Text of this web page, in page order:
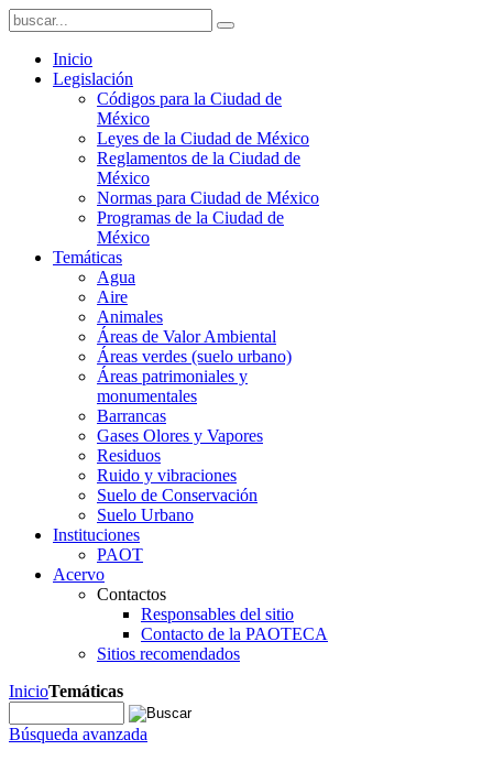
Inicio
Legislación
Códigos para la Ciudad de
México
Leyes de la Ciudad de México
Reglamentos de la Ciudad de
México
Normas para Ciudad de México
Programas de la Ciudad de
México
Temáticas
Agua
Aire
Animales
Áreas de Valor Ambiental
Áreas verdes (suelo urbano)
Áreas patrimoniales y
monumentales
Barrancas
Gases Olores y Vapores
Residuos
Ruido y vibraciones
Suelo de Conservación
Suelo Urbano
Instituciones
PAOT
Acervo
Contactos
Responsables del sitio
Contacto de la PAOTECA
Sitios recomendados
InicioTemáticas
Búsqueda avanzada